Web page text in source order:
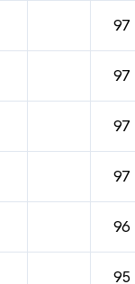
97
97
97
97
96
95